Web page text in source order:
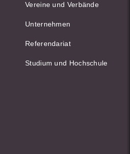
Vereine und Verbände
Unternehmen
Referendariat
Studium und Hochschule